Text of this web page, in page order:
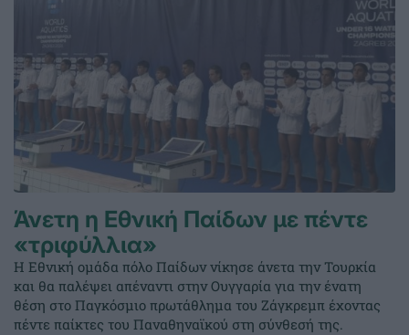
Άνετη η Εθνική Παίδων με πέντε
«τριφύλλια»
Η Εθνική ομάδα πόλο Παίδων νίκησε άνετα την Τουρκία
και θα παλέψει απέναντι στην Ουγγαρία για την ένατη
θέση στο Παγκόσμιο πρωτάθλημα του Ζάγκρεμπ έχοντας
πέντε παίκτες του Παναθηναϊκού στη σύνθεσή της.